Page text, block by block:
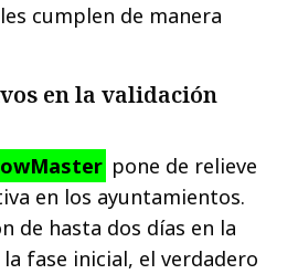
cumplen de manera
en la validación
pone de relieve
en los ayuntamientos.
de hasta dos días en la
fase inicial, el verdadero